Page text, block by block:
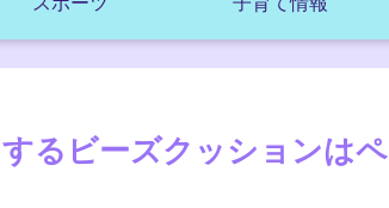
るビーズクッションはペ